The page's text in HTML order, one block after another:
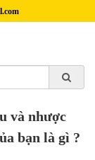
và nhược
bạn là gì ?